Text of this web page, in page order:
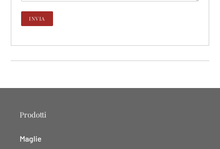
Prodotti
Maglie